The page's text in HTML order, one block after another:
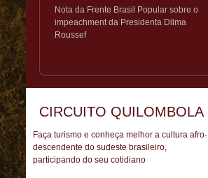
Praia Grande
São Pedro
Nota da Frente Brasil Popular sobre o
impeachment da Presidenta Dilma
Roussef
CIRCUITO QUILOMBOLA
Faça turismo e conheça melhor a cultura afro-
descendente do sudeste brasileiro,
participando do seu cotidiano